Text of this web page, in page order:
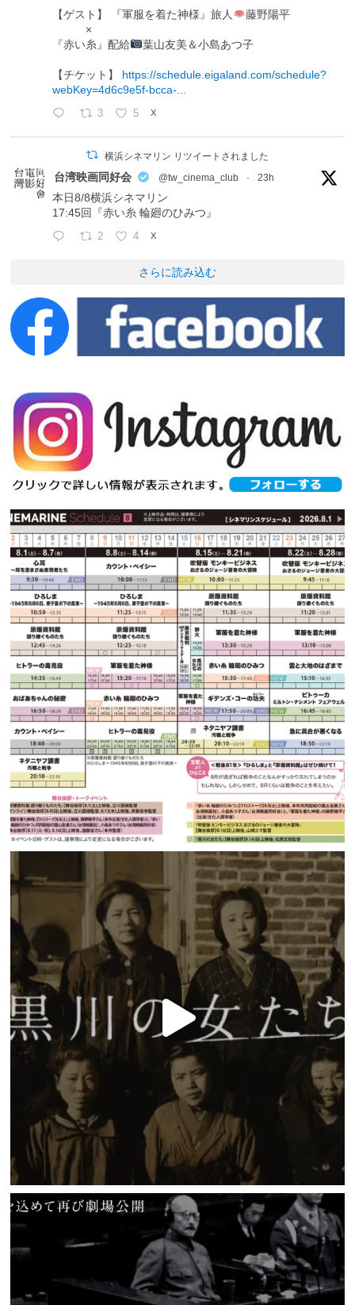
【ゲスト】 『軍服を着た神様』旅人
藤野陽平
×
『赤い糸』配給
葉山友美＆小島あつ子
【チケット】 https://schedule.eigaland.com/schedule?
webKey=4d6c9e5f-bcca-...
3 5 X
横浜シネマリン リツイートされました
台湾映画同好会 @tw_cinema_club · 23h
本日8/8横浜シネマリン
17:45回『赤い糸 輪廻のひみつ』
2 4 X
さらに読み込む